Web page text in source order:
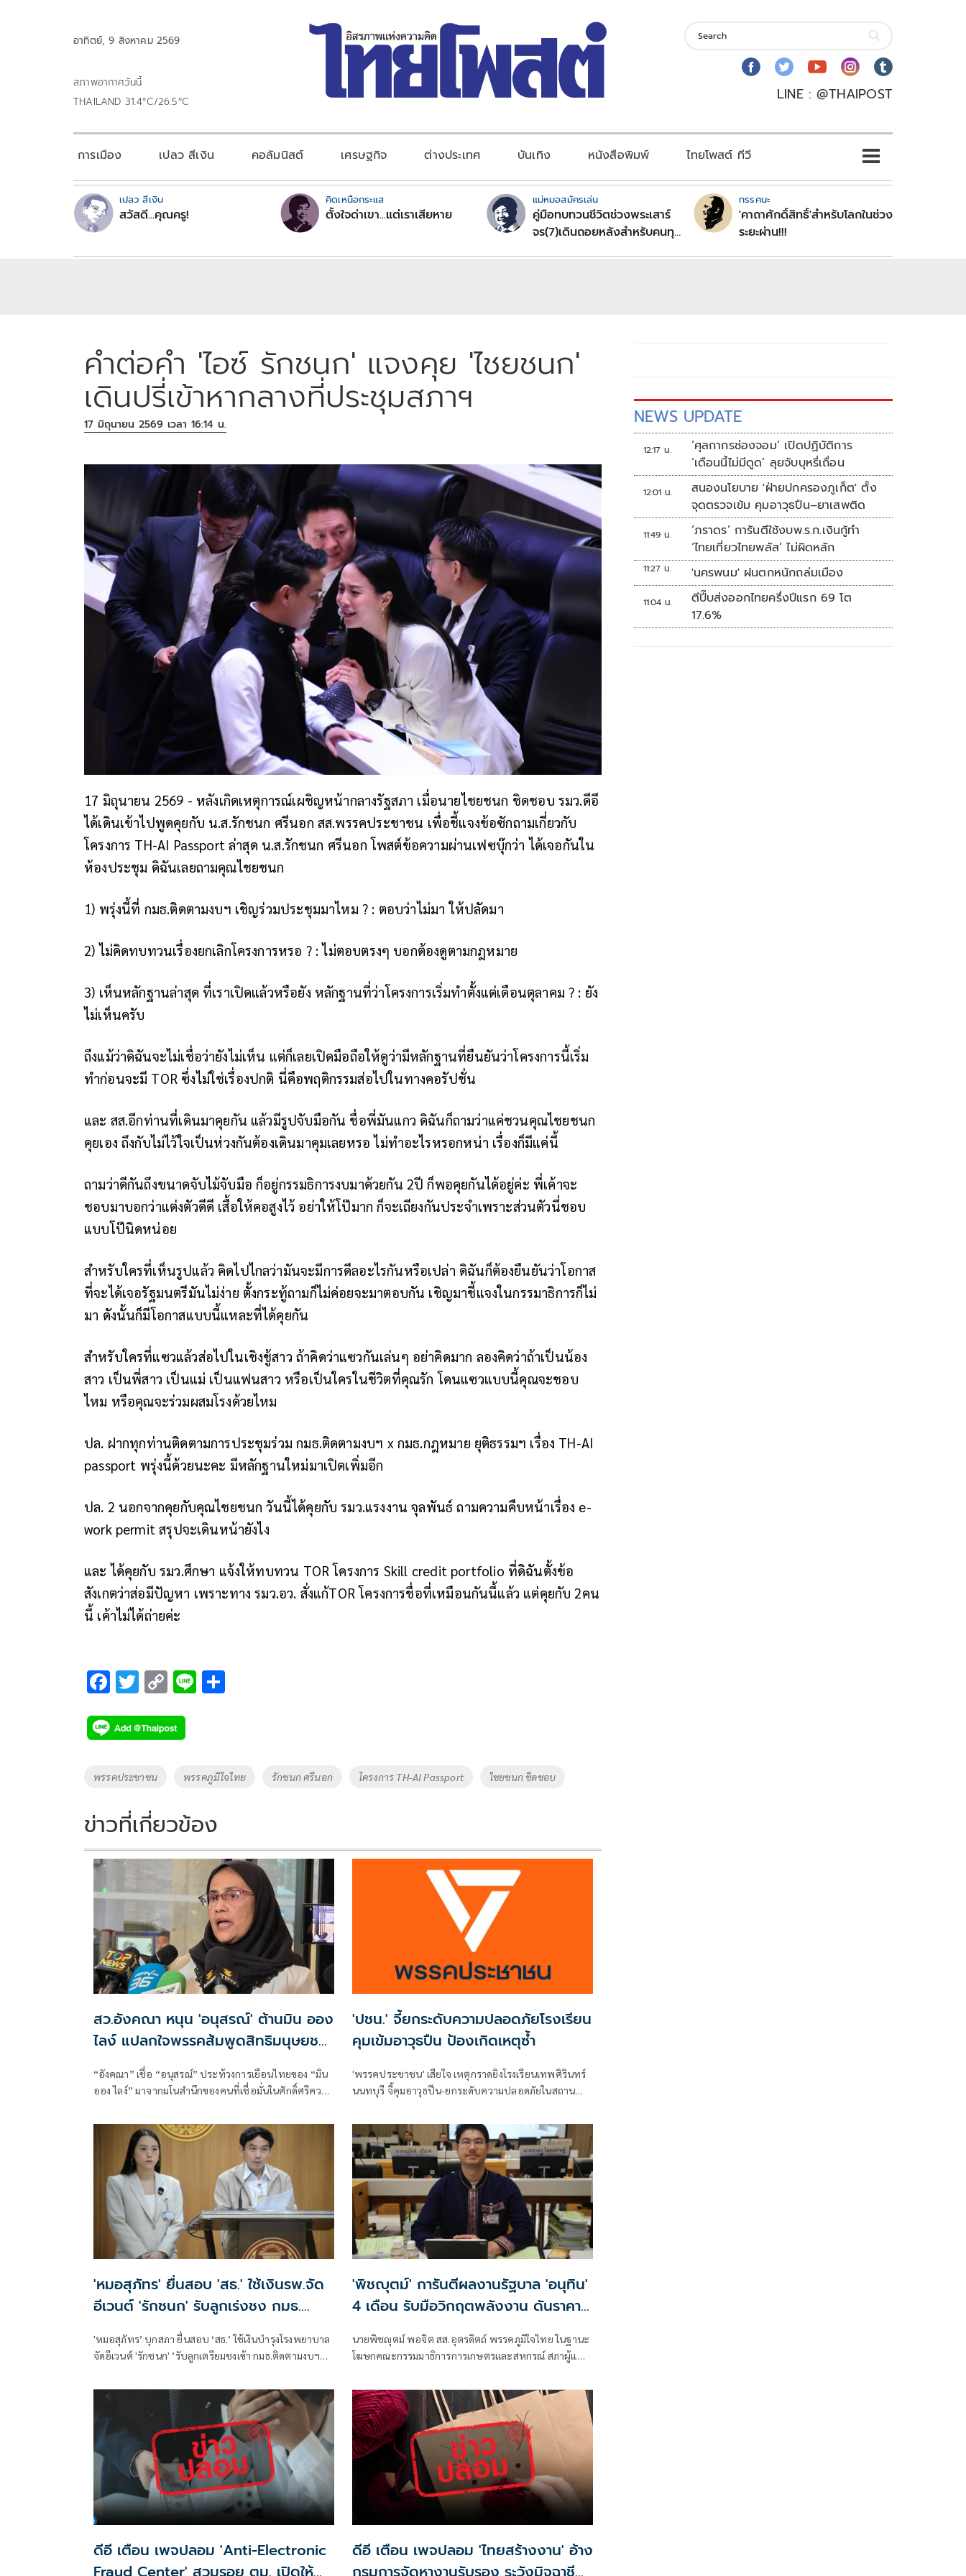
อาทิตย์, 9 สิงหาคม 2569
สภาพอากาศวันนี้
THAILAND 31.4°C/26.5°C
LINE : @THAIPOST
การเมือง เปลว สีเงิน คอลัมนิสต์ เศรษฐกิจ ต่างประเทศ บันเทิง หนังสือพิมพ์ ไทยโพสต์ ทีวี
เปลว สีเงิน
สวัสดี...คุณครู!
คิดเหนือกระแส
ตั้งใจด่าเขา...แต่เราเสียหาย
แม่หมอสมัครเล่น
คู่มือทบทวนชีวิตช่วงพระเสาร์
จร(7)เดินถอยหลังสำหรับคนทุก
ทรรศนะ
'คาถาศักดิ์สิทธิ์'สำหรับโลกในช่วง
ระยะผ่าน!!!
คำต่อคำ 'ไอซ์ รักชนก' แจงคุย 'ไชยชนก'
เดินปรี่เข้าหากลางที่ประชุมสภาฯ
17 มิถุนายน 2569 เวลา 16:14 น.
17 มิถุนายน 2569 - หลังเกิดเหตุการณ์เผชิญหน้ากลางรัฐสภา เมื่อนายไชยชนก ชิดชอบ รมว.ดีอี
ได้เดินเข้าไปพูดคุยกับ น.ส.รักชนก ศรีนอก สส.พรรคประชาชน เพื่อชี้แจงข้อซักถามเกี่ยวกับ
โครงการ TH-AI Passport ล่าสุด น.ส.รักชนก ศรีนอก โพสต์ข้อความผ่านเฟซบุ๊กว่าได้เจอกันใน
ห้องประชุม ดิฉันเลยถามคุณไชยชนก
1) พรุ่งนี้ที่ กมธ.ติดตามงบฯ เชิญร่วมประชุมมาไหม ? : ตอบว่าไม่มา ให้ปลัดมา
2) ไม่คิดทบทวนเรื่องยกเลิกโครงการหรอ ? : ไม่ตอบตรงๆ บอกต้องดูตามกฎหมาย
3) เห็นหลักฐานล่าสุด ที่เราเปิดแล้วหรือยัง หลักฐานที่ว่าโครงการเริ่มทำตั้งแต่เดือนตุลาคม ? : ยัง
ไม่เห็นครับ
ถึงแม้ว่าดิฉันจะไม่เชื่อว่ายังไม่เห็น แต่ก็เลยเปิดมือถือให้ดูว่ามีหลักฐานที่ยืนยันว่าโครงการนี้เริ่ม
ทำก่อนจะมี TOR ซึ่งไม่ใช่เรื่องปกติ นี่คือพฤติกรรมส่อไปในทางคอรัปชั่น
และ สส.อีกท่านที่เดินมาคุยกัน แล้วมีรูปจับมือกัน ชื่อพี่มันแกว ดิฉันก็ถามว่าแค่ชวนคุณไชยชนก
คุยเอง ถึงกับไม่ไว้ใจเป็นห่วงกันต้องเดินมาคุมเลยหรอ ไม่ทำอะไรหรอกหน่า เรื่องก็มีแค่นี้
ถามว่าดีกันถึงขนาดจับไม้จับมือ ก็อยู่กรรมธิการงบมาด้วยกัน 2ปี ก็พอคุยกันได้อยู่ค่ะ พี่เค้าจะ
ชอบมาบอกว่าแต่งตัวดีดี เสื้อให้คอสูงไว้ อย่าให้โป๊มาก ก็จะเถียงกันประจำเพราะส่วนตัวนี่ชอบ
แบบโป๊นิดหน่อย
สำหรับใครที่เห็นรูปแล้ว คิดไปไกลว่ามันจะมีการดีลอะไรกันหรือเปล่า ดิฉันก็ต้องยืนยันว่าโอกาส
ที่จะได้เจอรัฐมนตรีมันไม่ง่าย ตั้งกระทู้ถามก็ไม่ค่อยจะมาตอบกัน เชิญมาชี้แจงในกรรมาธิการก็ไม่
มา ดังนั้นก็มีโอกาสแบบนี้แหละที่ได้คุยกัน
สำหรับใครที่แซวแล้วส่อไปในเชิงชู้สาว ถ้าคิดว่าแซวกันเล่นๆ อย่าคิดมาก ลองคิดว่าถ้าเป็นน้อง
สาว เป็นพี่สาว เป็นแม่ เป็นแฟนสาว หรือเป็นใครในชีวิตที่คุณรัก โดนแซวแบบนี้คุณจะชอบ
ไหม หรือคุณจะร่วมผสมโรงด้วยไหม
ปล. ฝากทุกท่านติดตามการประชุมร่วม กมธ.ติดตามงบฯ x กมธ.กฎหมาย ยุติธรรมฯ เรื่อง TH-AI
passport พรุ่งนี้ด้วยนะคะ มีหลักฐานใหม่มาเปิดเพิ่มอีก
ปล. 2 นอกจากคุยกับคุณไชยชนก วันนี้ได้คุยกับ รมว.แรงงาน จุลพันธ์ ถามความคืบหน้าเรื่อง e-
work permit สรุปจะเดินหน้ายังไง
และ ได้คุยกับ รมว.ศึกษา แจ้งให้ทบทวน TOR โครงการ Skill credit portfolio ที่ดิฉันตั้งข้อ
สังเกตว่าส่อมีปัญหา เพราะทาง รมว.อว. สั่งแก้TOR โครงการชื่อที่เหมือนกันนี้แล้ว แต่คุยกับ 2คน
นี้ เค้าไม่ได้ถ่ายค่ะ
F
e
b
o
k
T
tt
er
C
p
y
Li
k
Li
Tags
พรรคประชาชน พรรคภูมิใจไทย รักชนก ศรีนอก โครงการ TH-AI Passport ไชยชนก ชิดชอบ
ข่าวที่เกี่ยวข้อง
สว.อังคณา หนุน 'อนุสรณ์' ต้านมิน ออง
ไลง์ แปลกใจพรรคส้มพูดสิทธิมนุษยชน
แต่กลับเงียบ
“อังคณา” เชื่อ “อนุสรณ์” ประท้วงการเยือนไทยของ “มิน
ออง ไลง์” มาจากมโนสำนึกของคนที่เชื่อมั่นในศักดิ์ศรีความ
'ปชน.' จี้ยกระดับความปลอดภัยโรงเรียน
คุมเข้มอาวุธปืน ป้องเกิดเหตุซ้ำ
'พรรคประชาชน' เสียใจ เหตุกราดยิงโรงเรียนเทพศิรินทร์
นนทบุรี จี้คุมอาวุธปืน-ยกระดับความปลอดภัยในสถาน
'หมอสุภัทร' ยื่นสอบ 'สธ.' ใช้เงินรพ.จัด
อีเวนต์ 'รักชนก' รับลูกเร่งชง กมธ.
'หมอสุภัทร’ บุกสภา ยื่นสอบ ‘สธ.’ ใช้เงินบำรุงโรงพยาบาล
จัดอีเวนต์ 'รักชนก' ’รับลูกเตรียมชงเข้า กมธ.ติดตามงบฯ
'พิชญุตม์' การันตีผลงานรัฐบาล 'อนุทิน'
4 เดือน รับมือวิกฤตพลังงาน ดันราคา
มาตรการช่วยลดต้นทุน-ขยายตลาดโลก
นายพิชญุตม์ พอจิต สส.อุตรดิตถ์ พรรคภูมิใจไทย ในฐานะ
โฆษกคณะกรรมมาธิการการเกษตรและสหกรณ์ สภาผู้แทน
รัฐบาลภายใต้การนำของนายอนุทิน ชาญวีรกูล นายก
รัฐมนตรี เข้าบริหารประเทศ 4 เดือน สามารถรับมือกับ
วิกฤตพลังงานและสงครามตะวันออกกลางได้ดี ส่งผลให้
ราคาสินค้าเกษตรหลักปรับตัวสูงขึ้น
ดีอี เตือน เพจปลอม 'Anti-Electronic
Fraud Center' สวมรอย ตม. เปิดให้
ดีอี เตือน เพจปลอม 'ไทยสร้างงาน' อ้าง
กรมการจัดหางานรับรอง ระวังมิจฉาชีพ
NEWS UPDATE
12:17 น.
‘ศุลกากรช่องจอม’ เปิดปฏิบัติการ
‘เดือนนี้ไม่มีดูด’ ลุยจับบุหรี่เถื่อน
12:01 น.
สนองนโยบาย 'ฝ่ายปกครองภูเก็ต' ตั้ง
จุดตรวจเข้ม คุมอาวุธปืน–ยาเสพติด
11:49 น.
‘ภราดร’ การันตีใช้งบพ.ร.ก.เงินกู้ทำ
‘ไทยเที่ยวไทยพลัส’ ไม่ผิดหลัก
11:27 น. 'นครพนม' ฝนตกหนักถล่มเมือง
11:04 น.
ตีปี๊บส่งออกไทยครึ่งปีแรก 69 โต
17.6%